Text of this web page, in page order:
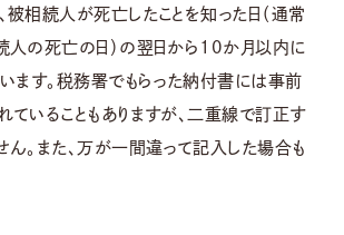
相続人が死亡したことを知った日（通常
人の死亡の日）の翌日から10か月以内に
ます。税務署でもらった納付書には事前
ていることもありますが、二重線で訂正す
。また、万が一間違って記入した場合も